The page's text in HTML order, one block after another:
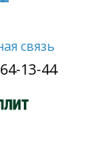
связь
13-44